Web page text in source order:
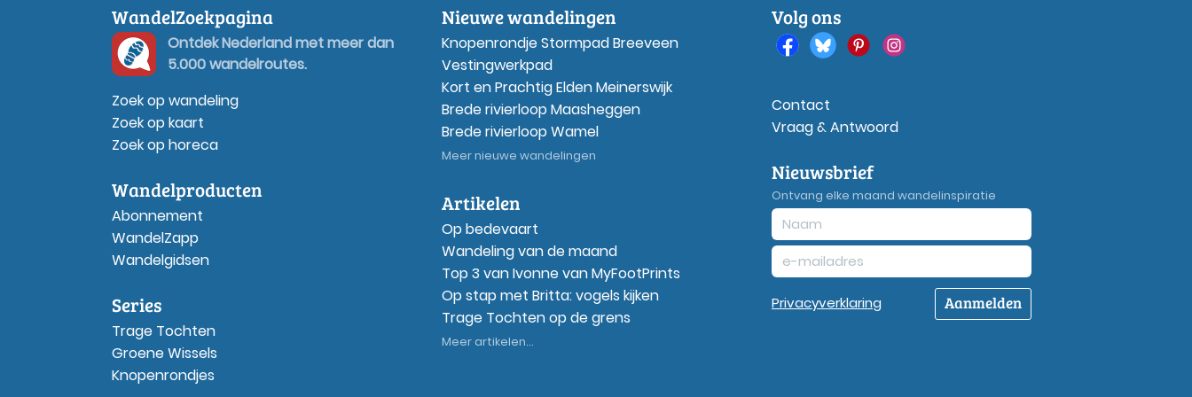
WandelZoekpagina
Ontdek Nederland met meer dan
5.000 wandelroutes.
Zoek op wandeling
Zoek op kaart
Zoek op horeca
Wandelproducten
Abonnement
WandelZapp
Wandelgidsen
Series
Trage Tochten
Groene Wissels
Knopenrondjes
Nieuwe wandelingen
Knopenrondje Stormpad Breeveen
Vestingwerkpad
Kort en Prachtig Elden Meinerswijk
Brede rivierloop Maasheggen
Brede rivierloop Wamel
Meer nieuwe wandelingen
Artikelen
Op bedevaart
Wandeling van de maand
Top 3 van Ivonne van MyFootPrints
Op stap met Britta: vogels kijken
Trage Tochten op de grens
Meer artikelen...
Volg ons
Contact
Vraag & Antwoord
Nieuwsbrief
Ontvang elke maand wandelinspiratie
Privacyverklaring Aanmelden